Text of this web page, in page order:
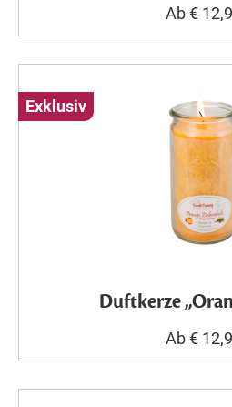
Ab €
Exklusiv
Duftkerze
Ab €